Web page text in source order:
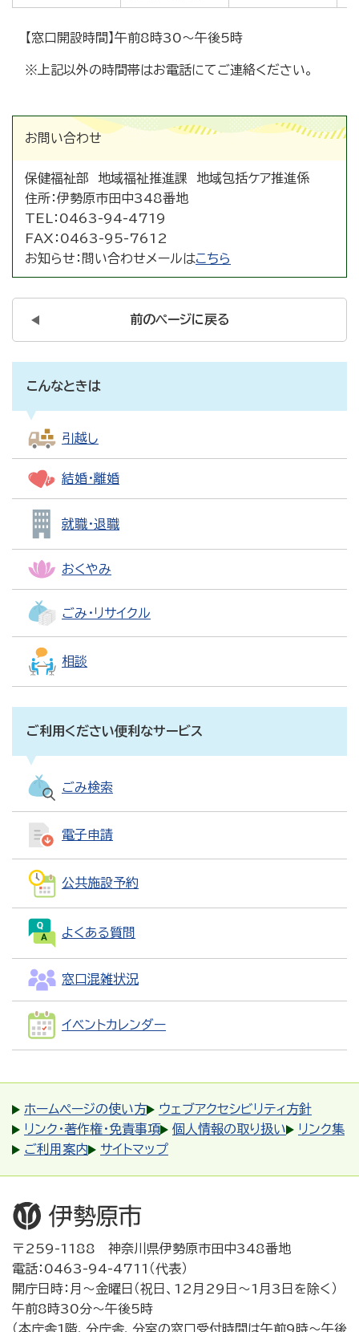
【窓口開設時間】午前8時30～午後5時
※上記以外の時間帯はお電話にてご連絡ください。
お問い合わせ
保健福祉部 地域福祉推進課 地域包括ケア推進係
住所：伊勢原市田中348番地
TEL： 0463-94-4719
FAX： 0463-95-7612
お知らせ： 問い合わせメールはこちら
前のページに戻る
こんなときは
引越し
結婚・離婚
就職・退職
おくやみ
ごみ・リサイクル
相談
ご利用ください便利なサービス
ごみ検索
電子申請
公共施設予約
よくある質問
窓口混雑状況
イベントカレンダー
ホームページの使い方
ウェブアクセシビリティ方針
リンク・著作権・免責事項
個人情報の取り扱い
リンク集
ご利用案内
サイトマップ
〒259-1188 神奈川県伊勢原市田中348番地
電話：0463-94-4711（代表）
開庁日時：月～金曜日（祝日、12月29日～1月3日を除く）
午前8時30分～午後5時
（本庁舎1階、分庁舎、分室の窓口受付時間は午前9時～午後